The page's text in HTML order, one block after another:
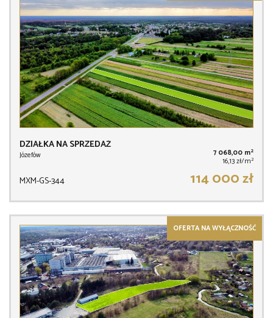
DZIAŁKA NA SPRZEDAŻ
Józefów 7 068,00 m2
16,13 zł/m2
MXM-GS-344 114 000 zł
OFERTA NA WYŁĄCZNOŚĆ